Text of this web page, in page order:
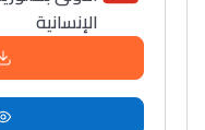
ما يزيد عن 149 مهنة
الإنسانية